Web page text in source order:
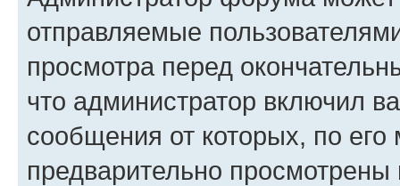
отправляемые
просмотра перед
что администратор включил
сообщения от которых, по
предварительно